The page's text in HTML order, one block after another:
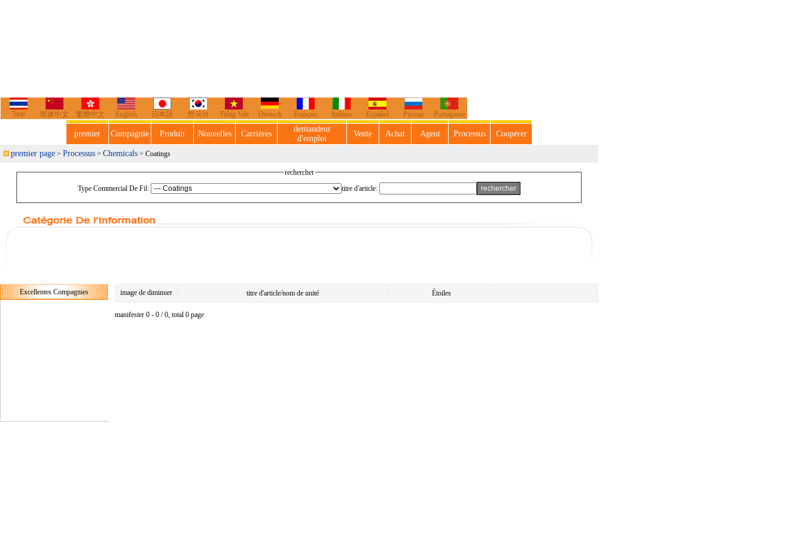
ไทย 简体中文 繁體中文 English 日本語 한국어 Tiếng Việt Deutsch Français Italiano Español Русско Portuguese
premier Compagnie Produit Nouvelles Carrières
demandeur
d'emploi
Vente Achat Agent Processus Coopérer
premier page > Processus > Chemicals > Coatings
rechercher
Type Commercial De Fil:
titre d'article:
Excellentes Compagnies image de diminuer titre d'article/nom de unité Étoiles
manifester 0 - 0 / 0, total 0 page